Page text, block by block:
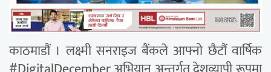
काठमाडौं । लक्ष्मी सनराइज बैंकले आफ्नो छैटौं वार्षिक